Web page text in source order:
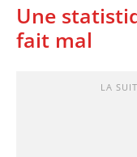
‎Une
fait mal
LA